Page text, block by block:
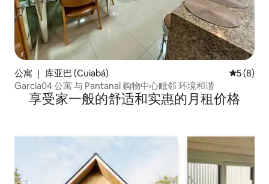
公寓 ｜ 库亚巴 (Cuiabá) 平均评分
5 (8)
Garcia04 公寓 与 Pantanal 购物中心毗邻 环境和谐
享受家一般的舒适和实惠的月租价格